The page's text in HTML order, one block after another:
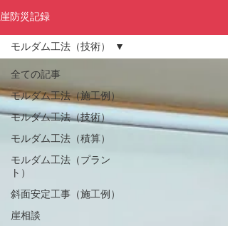
崖防災記録
全ての記事
モルダム工法（施工例）
モルダム工法（技術）
モルダム工法（積算）
モルダム工法（プラン
ト）
斜面安定工事（施工例）
崖相談
モルダム工法（技術）